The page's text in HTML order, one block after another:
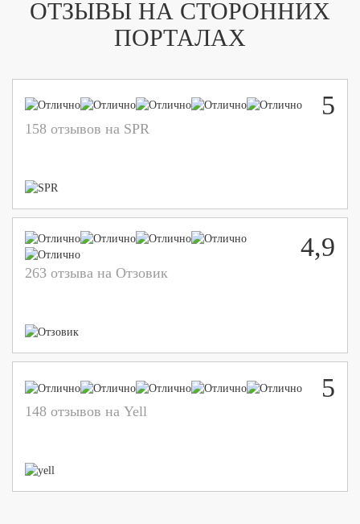
ОТЗЫВЫ НА СТОРОННИХ
ПОРТАЛАХ
5
158 отзывов на SPR
4,9
263 отзыва на Отзовик
5
148 отзывов на Yell